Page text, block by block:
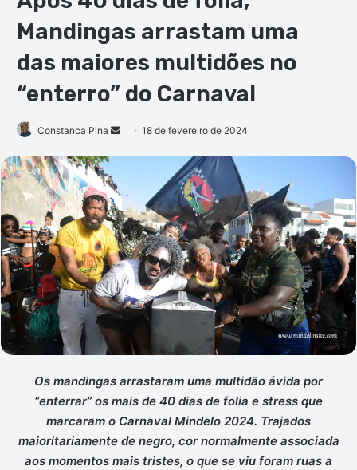
Mandingas arrastam uma
das maiores multidões no
“enterro” do Carnaval
Constanca Pina
Mande18 de fevereiro de 2024
Os mandingas arrastaram uma multidão ávida por
“enterrar” os mais de 40 dias de folia e stress que
marcaram o Carnaval Mindelo 2024. Trajados
maioritariamente de negro, cor normalmente associada
aos momentos mais tristes, o que se viu foram ruas a